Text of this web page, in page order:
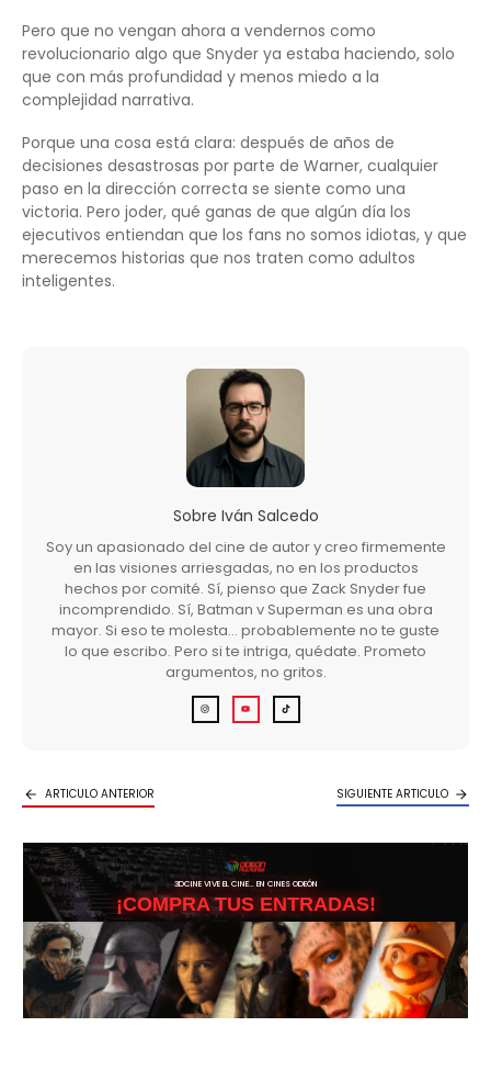
Pero que no vengan ahora a vendernos como
revolucionario algo que Snyder ya estaba haciendo, solo
que con más profundidad y menos miedo a la
complejidad narrativa.
Porque una cosa está clara: después de años de
decisiones desastrosas por parte de Warner, cualquier
paso en la dirección correcta se siente como una
victoria. Pero joder, qué ganas de que algún día los
ejecutivos entiendan que los fans no somos idiotas, y que
merecemos historias que nos traten como adultos
inteligentes.
Sobre Iván Salcedo
Soy un apasionado del cine de autor y creo firmemente
en las visiones arriesgadas, no en los productos
hechos por comité. Sí, pienso que Zack Snyder fue
incomprendido. Sí, Batman v Superman es una obra
mayor. Si eso te molesta… probablemente no te guste
lo que escribo. Pero si te intriga, quédate. Prometo
argumentos, no gritos.
ARTICULO ANTERIOR SIGUIENTE ARTICULO
3DCINE VIVE EL CINE… EN CINES ODEÓN
¡COMPRA TUS ENTRADAS!